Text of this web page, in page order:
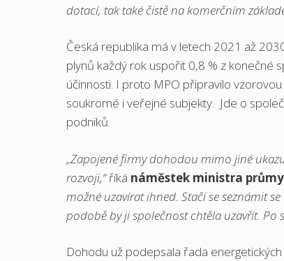
dotací, tak také čistě na komerčním
Česká republika má v letech 2021 až
plynů každý rok uspořit 0,8 % z konečné
účinnosti. I proto MPO připravilo
soukromé i veřejné subjekty. Jde o
podniků.
„Zapojené firmy dohodou mimo jiné
rozvoji,“říká náměstek ministra
možné uzavírat ihned. Stačí se seznámit
podobě by ji společnost chtěla uzavřít.
Dohodu už podepsala řada